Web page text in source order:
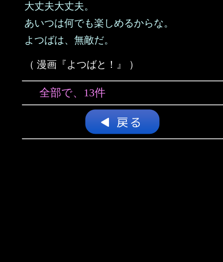
大丈夫大丈夫。
あいつは何でも楽しめるからな。
よつばは、無敵だ。
（ 漫画『よつばと！』 ）
全部で、13件